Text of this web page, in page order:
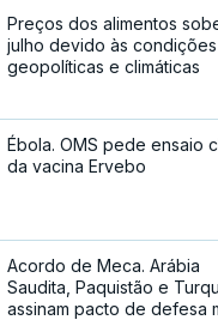
Preços dos alimentos
julho devido às condições
geopolíticas e climáticas
Ébola. OMS pede ensaio
da vacina Ervebo
Acordo de Meca. Arábia
Saudita, Paquistão e
assinam pacto de defesa